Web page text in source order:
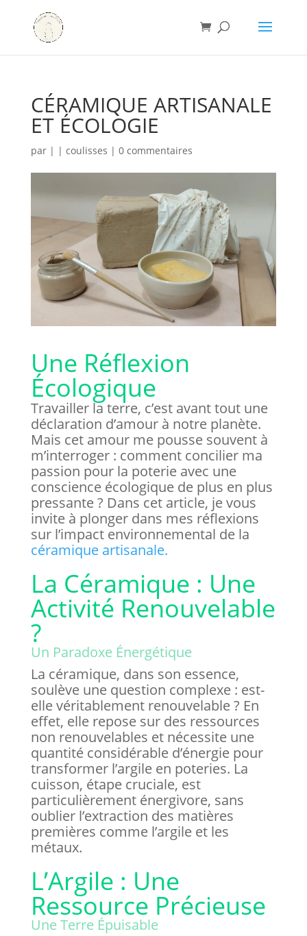
CÉRAMIQUE ARTISANALE
ET ÉCOLOGIE
par | | coulisses | 0 commentaires
Une Réflexion
Écologique
Travailler la terre, c’est avant tout une
déclaration d’amour à notre planète.
Mais cet amour me pousse souvent à
m’interroger : comment concilier ma
passion pour la poterie avec une
conscience écologique de plus en plus
pressante ? Dans cet article, je vous
invite à plonger dans mes réflexions
sur l’impact environnemental de la
céramique artisanale.
La Céramique : Une
Activité Renouvelable
?
Un Paradoxe Énergétique
La céramique, dans son essence,
soulève une question complexe : est-
elle véritablement renouvelable ? En
effet, elle repose sur des ressources
non renouvelables et nécessite une
quantité considérable d’énergie pour
transformer l’argile en poteries. La
cuisson, étape cruciale, est
particulièrement énergivore, sans
oublier l’extraction des matières
premières comme l’argile et les
métaux.
L’Argile : Une
Ressource Précieuse
Une Terre Épuisable